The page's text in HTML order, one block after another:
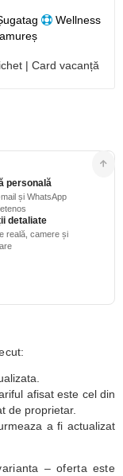
Wellness
| Card vacanță
personală
și WhatsApp
detaliate
reală, camere și
afisat este cel din
de proprietar.
a fi actualizat
– oferta este